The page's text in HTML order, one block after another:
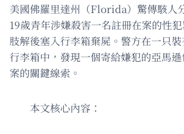
美國佛羅里達州（Florida）驚傳駭人
19歲青年涉嫌殺害一名註冊在案的性
肢解後塞入行李箱棄屍。警方在一只
行李箱中，發現一個寄給嫌犯的亞馬
案的關鍵線索。
本文核心內容：